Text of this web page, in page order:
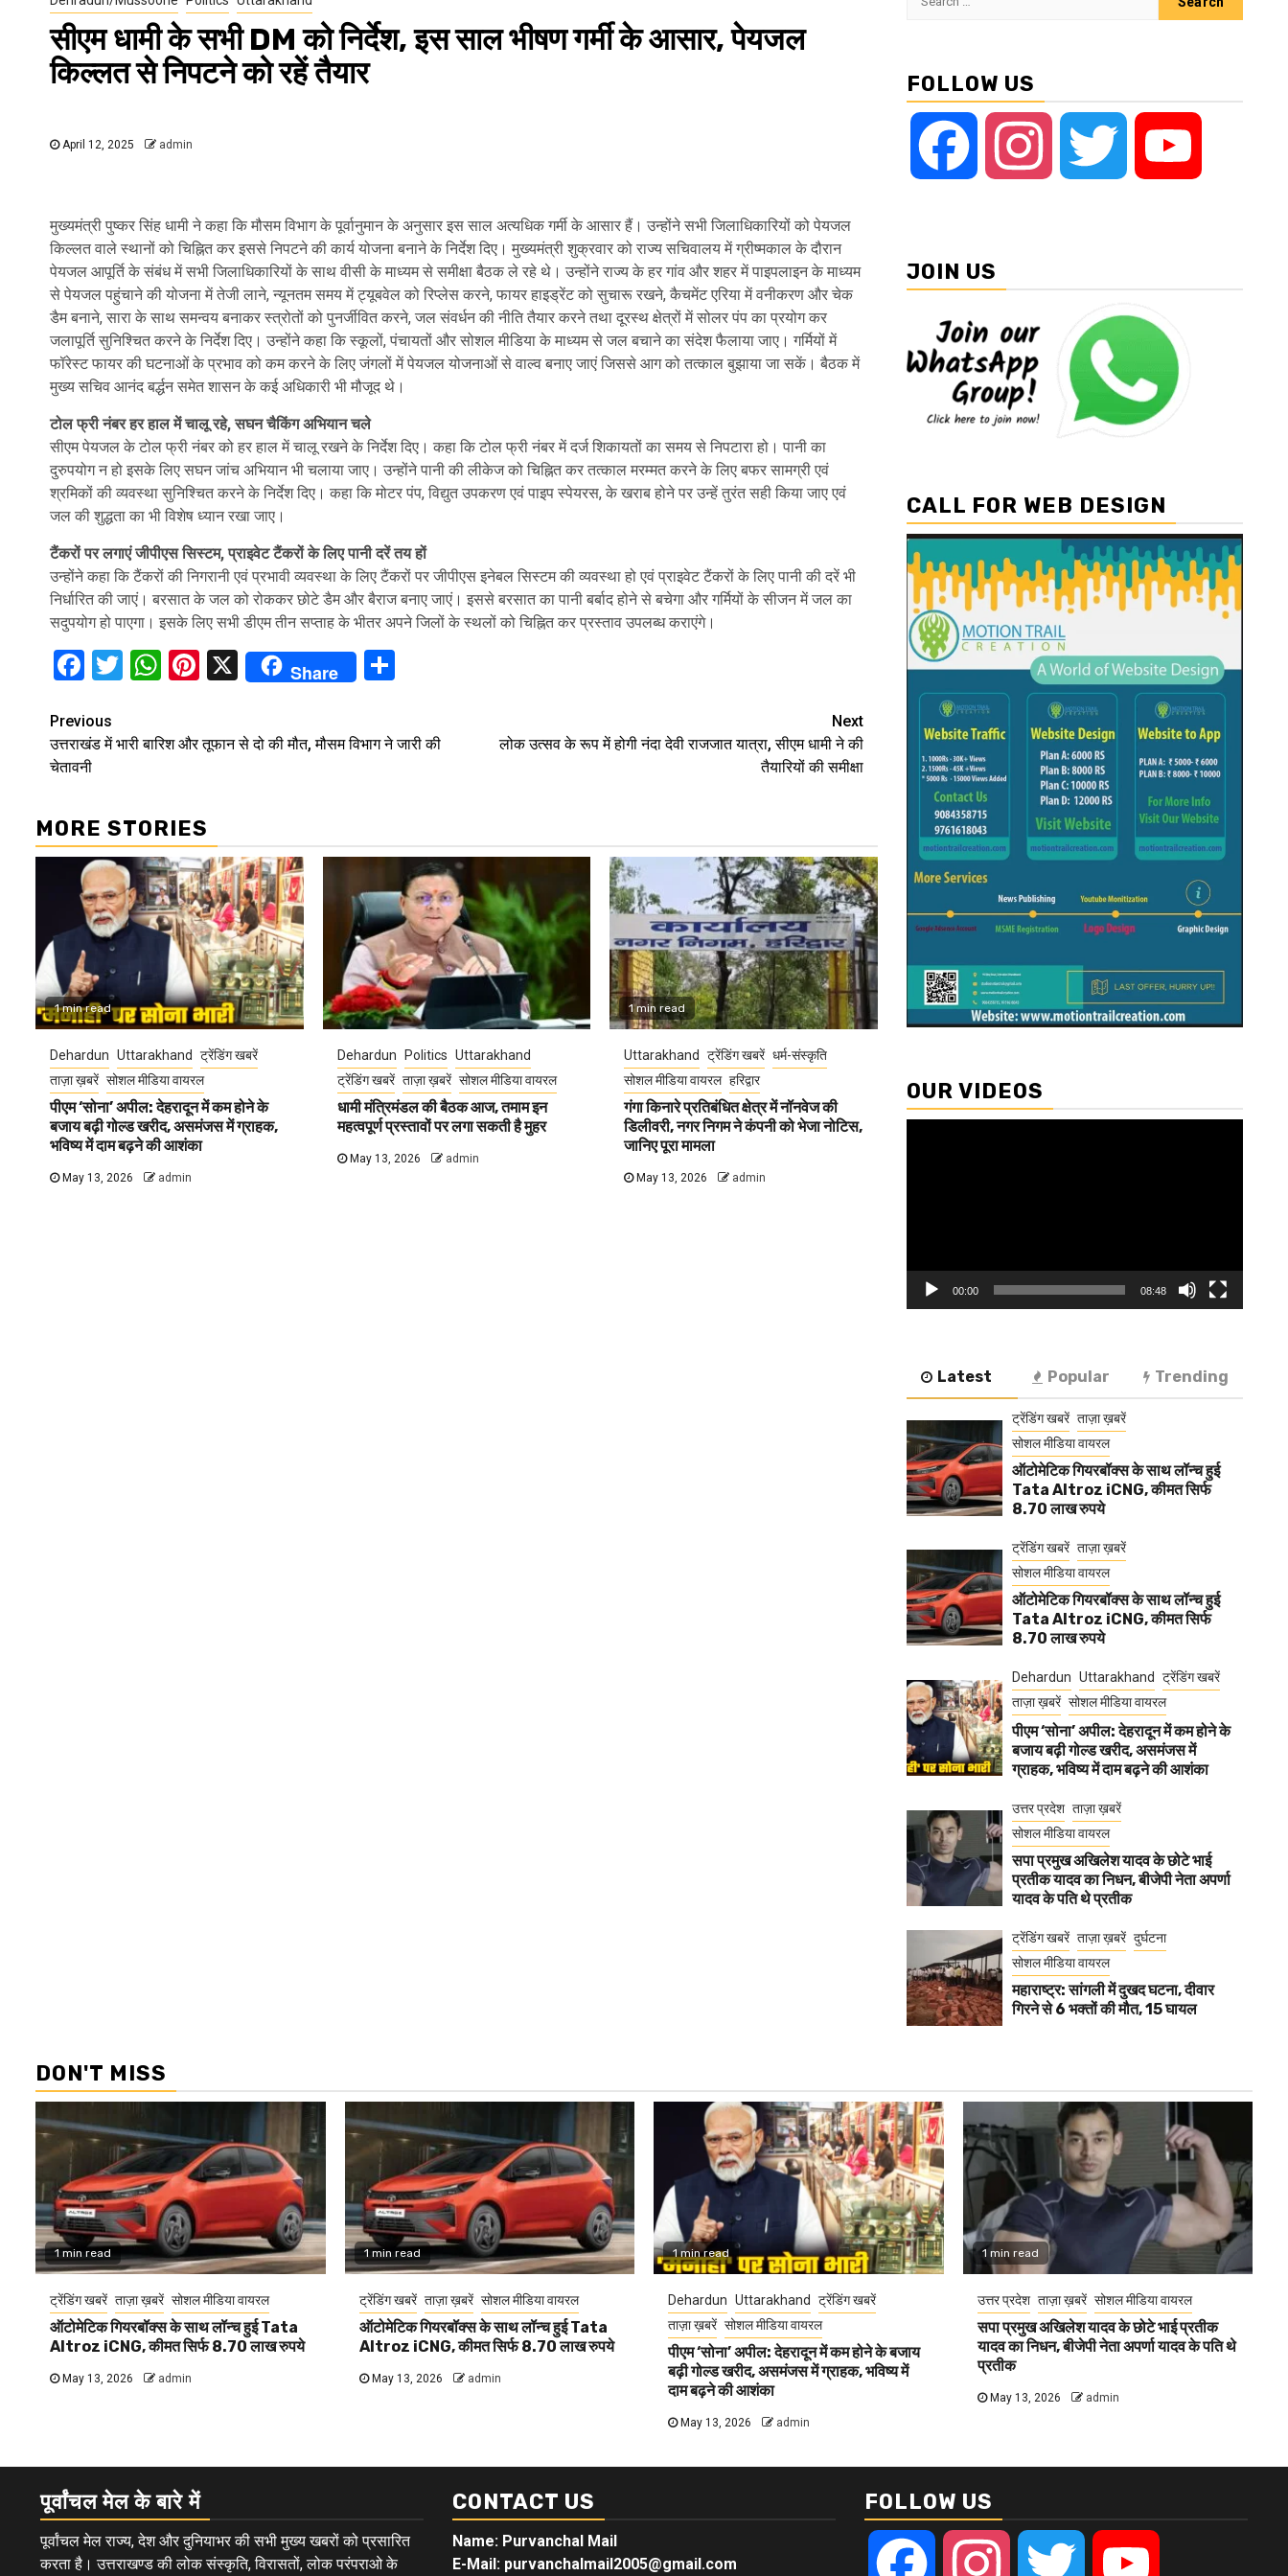
सीएम धामी के सभी DM को निर्देश, इस साल भीषण गर्मी के आसार, पेयजल
किल्लत से निपटने को रहें तैयार
April 12, 2025 admin
मुख्यमंत्री पुष्कर सिंह धामी ने कहा कि मौसम विभाग के पूर्वानुमान के अनुसार इस साल अत्यधिक गर्मी के आसार हैं। उन्होंने सभी जिलाधिकारियों को पेयजल
किल्लत वाले स्थानों को चिह्नित कर इससे निपटने की कार्य योजना बनाने के निर्देश दिए। मुख्यमंत्री शुक्रवार को राज्य सचिवालय में ग्रीष्मकाल के दौरान
पेयजल आपूर्ति के संबंध में सभी जिलाधिकारियों के साथ वीसी के माध्यम से समीक्षा बैठक ले रहे थे। उन्होंने राज्य के हर गांव और शहर में पाइपलाइन के माध्यम
से पेयजल पहुंचाने की योजना में तेजी लाने, न्यूनतम समय में ट्यूबवेल को रिप्लेस करने, फायर हाइड्रेंट को सुचारू रखने, कैचमेंट एरिया में वनीकरण और चेक
डैम बनाने, सारा के साथ समन्वय बनाकर स्त्रोतों को पुनर्जीवित करने, जल संवर्धन की नीति तैयार करने तथा दूरस्थ क्षेत्रों में सोलर पंप का प्रयोग कर
जलापूर्ति सुनिश्चित करने के निर्देश दिए। उन्होंने कहा कि स्कूलों, पंचायतों और सोशल मीडिया के माध्यम से जल बचाने का संदेश फैलाया जाए। गर्मियों में
फॉरेस्ट फायर की घटनाओं के प्रभाव को कम करने के लिए जंगलों में पेयजल योजनाओं से वाल्व बनाए जाएं जिससे आग को तत्काल बुझाया जा सकें। बैठक में
मुख्य सचिव आनंद बर्द्धन समेत शासन के कई अधिकारी भी मौजूद थे।
टोल फ्री नंबर हर हाल में चालू रहे, सघन चैकिंग अभियान चले
सीएम पेयजल के टोल फ्री नंबर को हर हाल में चालू रखने के निर्देश दिए। कहा कि टोल फ्री नंबर में दर्ज शिकायतों का समय से निपटारा हो। पानी का
दुरुपयोग न हो इसके लिए सघन जांच अभियान भी चलाया जाए। उन्होंने पानी की लीकेज को चिह्नित कर तत्काल मरम्मत करने के लिए बफर सामग्री एवं
श्रमिकों की व्यवस्था सुनिश्चित करने के निर्देश दिए। कहा कि मोटर पंप, विद्युत उपकरण एवं पाइप स्पेयरस, के खराब होने पर उन्हें तुरंत सही किया जाए एवं
जल की शुद्धता का भी विशेष ध्यान रखा जाए।
टैंकरों पर लगाएं जीपीएस सिस्टम, प्राइवेट टैंकरों के लिए पानी दरें तय हों
उन्होंने कहा कि टैंकरों की निगरानी एवं प्रभावी व्यवस्था के लिए टैंकरों पर जीपीएस इनेबल सिस्टम की व्यवस्था हो एवं प्राइवेट टैंकरों के लिए पानी की दरें भी
निर्धारित की जाएं। बरसात के जल को रोककर छोटे डैम और बैराज बनाए जाएं। इससे बरसात का पानी बर्बाद होने से बचेगा और गर्मियों के सीजन में जल का
सदुपयोग हो पाएगा। इसके लिए सभी डीएम तीन सप्ताह के भीतर अपने जिलों के स्थलों को चिह्नित कर प्रस्ताव उपलब्ध कराएंगे।
Facebook
Twitter
WhatsApp
Pinterest
X Share
Continue
Reading
Previous
उत्तराखंड में भारी बारिश और तूफान से दो की मौत, मौसम विभाग ने जारी की
चेतावनी
Next
लोक उत्सव के रूप में होगी नंदा देवी राजजात यात्रा, सीएम धामी ने की
तैयारियों की समीक्षा
MORE STORIES
1 min read
Dehardun Uttarakhand
ट्रेंडिंग खबरें
ताज़ा ख़बरें सोशल मीडिया वायरल
पीएम ‘सोना’ अपील: देहरादून में कम होने के
बजाय बढ़ी गोल्ड खरीद, असमंजस में ग्राहक,
भविष्य में दाम बढ़ने की आशंका
May 13, 2026 admin
Dehardun Politics Uttarakhand
ट्रेंडिंग खबरें ताज़ा ख़बरें सोशल मीडिया वायरल
धामी मंत्रिमंडल की बैठक आज, तमाम इन
महत्वपूर्ण प्रस्तावों पर लगा सकती है मुहर
May 13, 2026 admin
1 min read
Uttarakhand ट्रेंडिंग खबरें धर्म-संस्कृति
सोशल मीडिया वायरल हरिद्वार
गंगा किनारे प्रतिबंधित क्षेत्र में नॉनवेज की
डिलीवरी, नगर निगम ने कंपनी को भेजा नोटिस,
जानिए पूरा मामला
May 13, 2026 admin
FOLLOW US
Facebook Instagram Twitter
JOIN US
CALL FOR WEB DESIGN
OUR VIDEOS
00:00 08:48
Latest Popular Trending
ट्रेंडिंग खबरें ताज़ा ख़बरें
सोशल मीडिया वायरल
ऑटोमेटिक गियरबॉक्स के साथ लॉन्च हुई
Tata Altroz iCNG, कीमत सिर्फ
8.70 लाख रुपये
ट्रेंडिंग खबरें ताज़ा ख़बरें
सोशल मीडिया वायरल
ऑटोमेटिक गियरबॉक्स के साथ लॉन्च हुई
Tata Altroz iCNG, कीमत सिर्फ
8.70 लाख रुपये
Dehardun Uttarakhand
ट्रेंडिंग खबरें
ताज़ा ख़बरें सोशल मीडिया वायरल
पीएम ‘सोना’ अपील: देहरादून में कम होने के
बजाय बढ़ी गोल्ड खरीद, असमंजस में
ग्राहक, भविष्य में दाम बढ़ने की आशंका
उत्तर प्रदेश ताज़ा ख़बरें
सोशल मीडिया वायरल
सपा प्रमुख अखिलेश यादव के छोटे भाई
प्रतीक यादव का निधन, बीजेपी नेता अपर्णा
यादव के पति थे प्रतीक
ट्रेंडिंग खबरें ताज़ा ख़बरें दुर्घटना
सोशल मीडिया वायरल
महाराष्ट्र: सांगली में दुखद घटना, दीवार
गिरने से 6 भक्तों की मौत, 15 घायल
DON'T MISS
1 min read
ट्रेंडिंग खबरें ताज़ा ख़बरें सोशल मीडिया वायरल
ऑटोमेटिक गियरबॉक्स के साथ लॉन्च हुई Tata
Altroz iCNG, कीमत सिर्फ 8.70 लाख रुपये
May 13, 2026 admin
1 min read
ट्रेंडिंग खबरें ताज़ा ख़बरें सोशल मीडिया वायरल
ऑटोमेटिक गियरबॉक्स के साथ लॉन्च हुई Tata
Altroz iCNG, कीमत सिर्फ 8.70 लाख रुपये
May 13, 2026 admin
1 min read
Dehardun Uttarakhand
ट्रेंडिंग खबरें
ताज़ा ख़बरें सोशल मीडिया वायरल
पीएम ‘सोना’ अपील: देहरादून में कम होने के बजाय
बढ़ी गोल्ड खरीद, असमंजस में ग्राहक, भविष्य में
दाम बढ़ने की आशंका
May 13, 2026 admin
1 min read
उत्तर प्रदेश ताज़ा ख़बरें सोशल मीडिया वायरल
सपा प्रमुख अखिलेश यादव के छोटे भाई प्रतीक
यादव का निधन, बीजेपी नेता अपर्णा यादव के पति थे
प्रतीक
May 13, 2026 admin
पूर्वांचल मेल के बारे में
पूर्वांचल मेल राज्य, देश और दुनियाभर की सभी मुख्य खबरों को प्रसारित
करता है। उत्तराखण्ड की लोक संस्कृति, विरासतों, लोक परंपराओ के
CONTACT US
Name: Purvanchal Mail
E-Mail: purvanchalmail2005@gmail.com
FOLLOW US
Facebook Instagram Twitter